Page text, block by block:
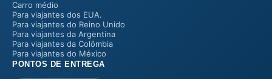
Carro médio
Para viajantes dos EUA.
Para viajantes do Reino Unido
Para viajantes da Argentina
Para viajantes da Colômbia
Para viajantes do México
PONTOS DE ENTREGA